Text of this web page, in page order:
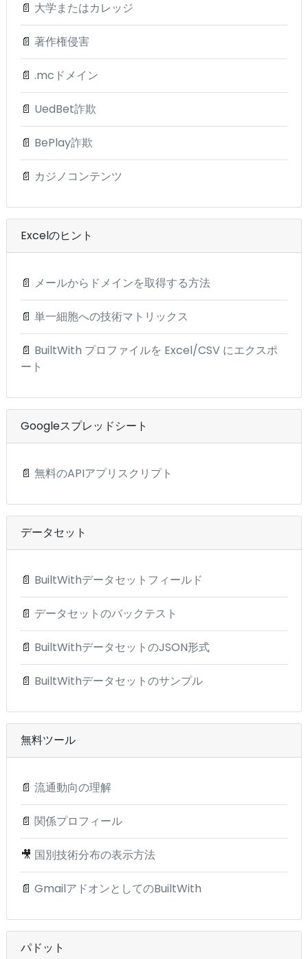
📄 大学またはカレッジ
📄 著作権侵害
📄 .mcドメイン
📄 UedBet詐欺
📄 BePlay詐欺
📄 カジノコンテンツ
Excelのヒント
📄 メールからドメインを取得する方法
📄 単一細胞への技術マトリックス
📄 BuiltWith プロファイルを Excel/CSV にエクスポ
ート
Googleスプレッドシート
📄 無料のAPIアプリスクリプト
データセット
📄 BuiltWithデータセットフィールド
📄 データセットのバックテスト
📄 BuiltWithデータセットのJSON形式
📄 BuiltWithデータセットのサンプル
無料ツール
📄 流通動向の理解
📄 関係プロフィール
🎥 国別技術分布の表示方法
📄 GmailアドオンとしてのBuiltWith
パドット